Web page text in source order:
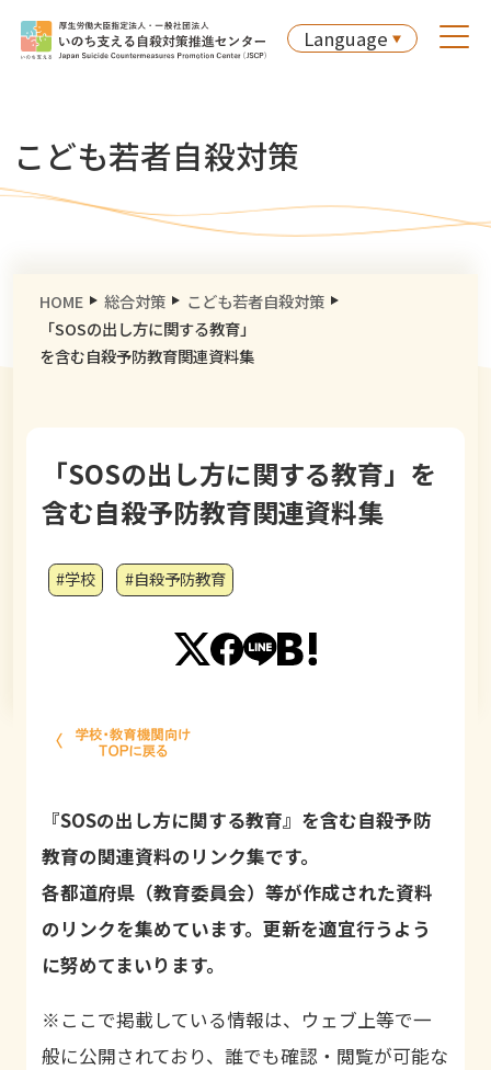
Language
こども若者自殺対策
HOME 総合対策
こども若者自殺対策
「SOSの出し方に関する教育」
を含む自殺予防教育関連資料集
「SOSの出し方に関する教育」を
含む自殺予防教育関連資料集
#学校 #自殺予防教育
『SOSの出し方に関する教育』を含む自殺予防
教育の関連資料のリンク集です。
各都道府県（教育委員会）等が作成された資料
のリンクを集めています。更新を適宜行うよう
に努めてまいります。
※ここで掲載している情報は、ウェブ上等で一
般に公開されており、誰でも確認・閲覧が可能な